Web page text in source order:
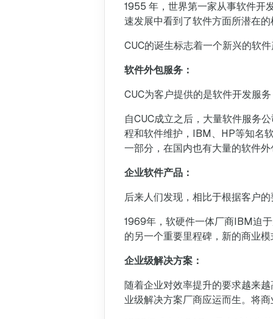
1955 年，世界第一家从事软件开
速发展中看到了软件方面所潜在的
CUC的诞生标志着一个新兴的软
软件外包服务：
CUC为客户提供的是软件开发服
自CUC成立之后，大量软件服务
程和软件维护，IBM、HP等知名
一部分，在国内也有大量的软件外
企业软件产品：
后来人们发现，相比于根据客户
1969年，软硬件一体厂商IBM迫
的另一个重要里程碑，新的商业模
企业级解决方案：
随着企业对效率提升的要求越来
业级解决方案厂商应运而生。将